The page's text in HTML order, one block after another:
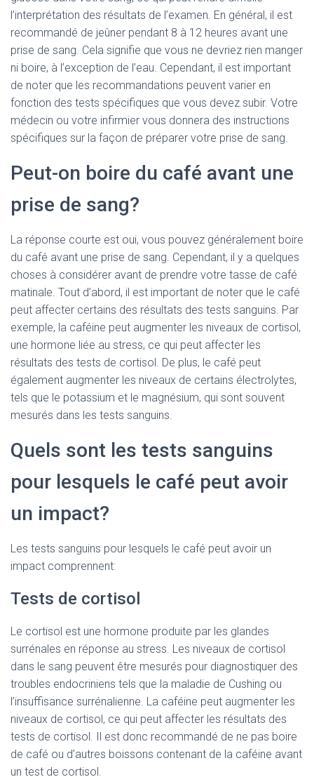
l’interprétation des résultats de l’examen. En général, il est
recommandé de jeûner pendant 8 à 12 heures avant une
prise de sang. Cela signifie que vous ne devriez rien manger
ni boire, à l’exception de l’eau. Cependant, il est important
de noter que les recommandations peuvent varier en
fonction des tests spécifiques que vous devez subir. Votre
médecin ou votre infirmier vous donnera des instructions
spécifiques sur la façon de préparer votre prise de sang.
Peut-on boire du café avant une
prise de sang?
La réponse courte est oui, vous pouvez généralement boire
du café avant une prise de sang. Cependant, il y a quelques
choses à considérer avant de prendre votre tasse de café
matinale. Tout d’abord, il est important de noter que le café
peut affecter certains des résultats des tests sanguins. Par
exemple, la caféine peut augmenter les niveaux de cortisol,
une hormone liée au stress, ce qui peut affecter les
résultats des tests de cortisol. De plus, le café peut
également augmenter les niveaux de certains électrolytes,
tels que le potassium et le magnésium, qui sont souvent
mesurés dans les tests sanguins.
Quels sont les tests sanguins
pour lesquels le café peut avoir
un impact?
Les tests sanguins pour lesquels le café peut avoir un
impact comprennent:
Tests de cortisol
Le cortisol est une hormone produite par les glandes
surrénales en réponse au stress. Les niveaux de cortisol
dans le sang peuvent être mesurés pour diagnostiquer des
troubles endocriniens tels que la maladie de Cushing ou
l’insuffisance surrénalienne. La caféine peut augmenter les
niveaux de cortisol, ce qui peut affecter les résultats des
tests de cortisol. Il est donc recommandé de ne pas boire
de café ou d’autres boissons contenant de la caféine avant
un test de cortisol.